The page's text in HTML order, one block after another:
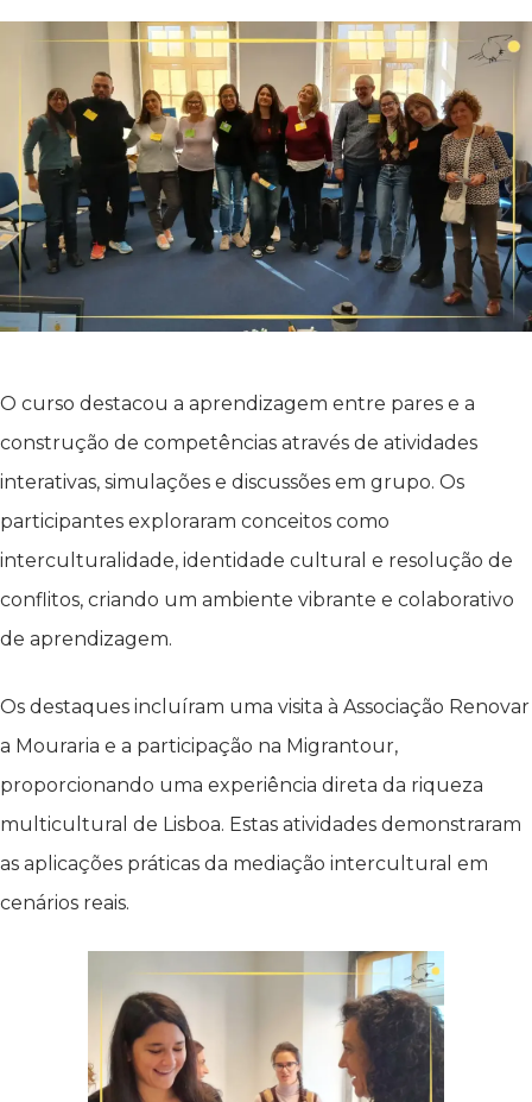
O curso destacou a aprendizagem entre pares e a
construção de competências através de atividades
interativas, simulações e discussões em grupo. Os
participantes exploraram conceitos como
interculturalidade, identidade cultural e resolução de
conflitos, criando um ambiente vibrante e colaborativo
de aprendizagem.
Os destaques incluíram uma visita à Associação Renovar
a Mouraria e a participação na Migrantour,
proporcionando uma experiência direta da riqueza
multicultural de Lisboa. Estas atividades demonstraram
as aplicações práticas da mediação intercultural em
cenários reais.